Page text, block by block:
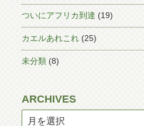
ついにアフリカ到達 (19)
カエルあれこれ (25)
未分類 (8)
ARCHIVES